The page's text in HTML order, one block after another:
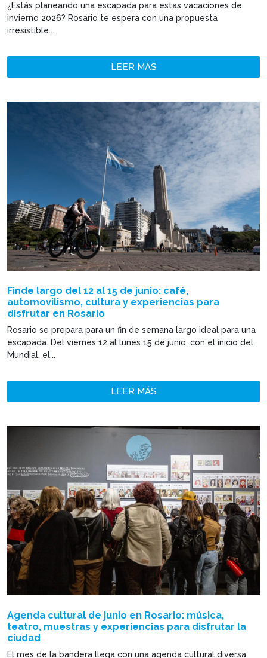
¿Estás planeando una escapada para estas vacaciones de
invierno 2026? Rosario te espera con una propuesta
irresistible....
LEER MÁS
Finde largo del 12 al 15 de junio: café,
automovilismo, cultura y experiencias para
disfrutar en Rosario
Rosario se prepara para un fin de semana largo ideal para una
escapada. Del viernes 12 al lunes 15 de junio, con el inicio del
Mundial, el...
LEER MÁS
Agenda cultural de junio en Rosario: música,
teatro, muestras y experiencias para disfrutar la
ciudad
El mes de la bandera llega con una agenda cultural diversa